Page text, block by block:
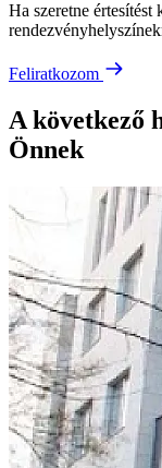
Ha szeretne értesítést
Feliratkozom
A következő
Önnek